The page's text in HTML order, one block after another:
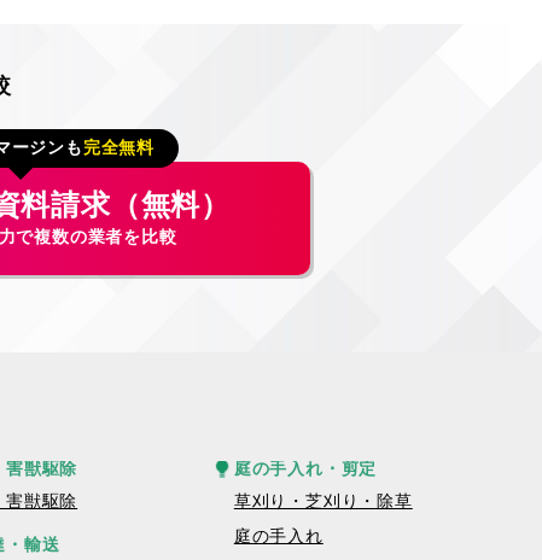
ージンも完全無料
料請求（無料）
で複数の業者を比較
害獣駆除
害獣駆除
・輸送
庭の手入れ・剪定
草刈り・芝刈り・除草
庭の手入れ